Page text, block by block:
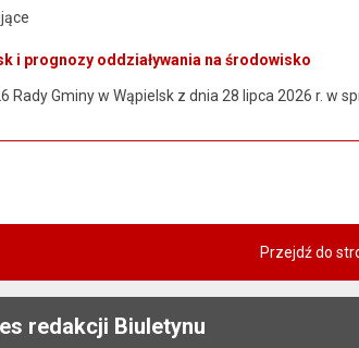
i prognozy oddziaływania na środowisko
Rady Gminy w Wąpielsk z dnia 28 lipca 2026 r. w
Przejdź do
redakcji Biuletynu